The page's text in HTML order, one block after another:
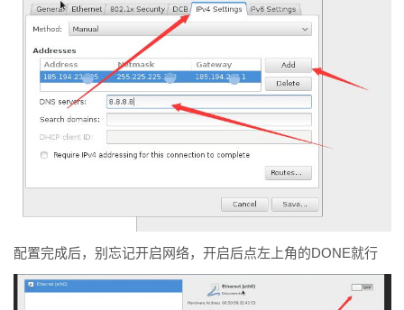
配置完成后，别忘记开启网络，开启后点左上角的DONE就行